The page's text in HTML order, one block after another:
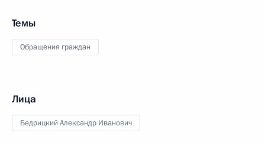
Темы
Обращения граждан
Лица
Бедрицкий Александр Иванович